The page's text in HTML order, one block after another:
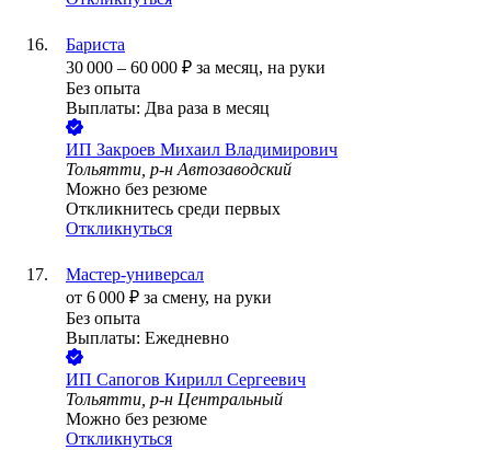
Бариста
30 000 – 60 000 ₽ за месяц, на руки
Без опыта
Выплаты: Два раза в месяц
ИП Закроев Михаил Владимирович
Тольятти, р-н Автозаводский
Можно без резюме
Откликнитесь среди первых
Откликнуться
Мастер-универсал
от 6 000 ₽ за смену, на руки
Без опыта
Выплаты: Ежедневно
ИП Сапогов Кирилл Сергеевич
Тольятти, р-н Центральный
Можно без резюме
Откликнуться